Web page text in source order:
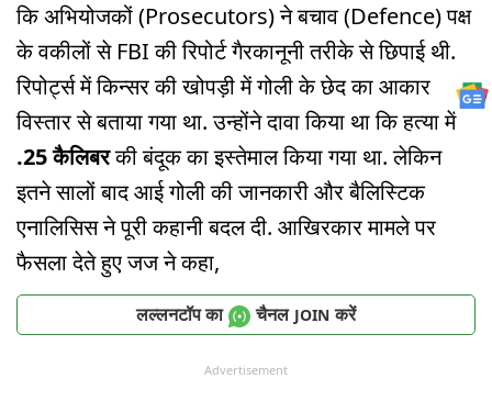
कि अभियोजकों (Prosecutors) ने बचाव (Defence) पक्ष
के वकीलों से FBI की रिपोर्ट गैरकानूनी तरीके से छिपाई थी.
रिपोर्ट्स में किन्सर की खोपड़ी में गोली के छेद का आकार
विस्तार से बताया गया था. उन्होंने दावा किया था कि हत्या में
.25 कैलिबरकी बंदूक का इस्तेमाल किया गया था. लेकिन
इतने सालों बाद आई गोली की जानकारी और बैलिस्टिक
एनालिसिस ने पूरी कहानी बदल दी. आखिरकार मामले पर
फैसला देते हुए जज ने कहा,
लल्लनटॉप का चैनल JOIN करें
Advertisement